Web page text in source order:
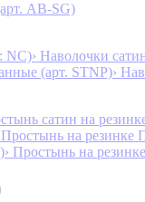
AB-SG)
NC)› Наволочки
(арт. STNP)›
сатин на
Простынь на резинке
› Простынь на